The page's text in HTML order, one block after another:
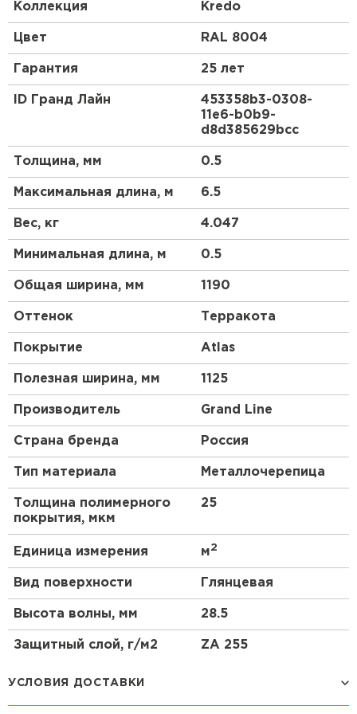
средиземноморский стиль кровли, а мягкие и
Kredo схожесть с натуральной черепицей. С Kredo
Ваш дом будет выразительным и оригинальным
долгие годы.
Профиль Kredo создан специально для скатов
стыковке двух листов металлочерепицы Kredo
рекомендуем использовать другой вид профиля
Коллекция Kredo
Цвет RAL 8004
Гарантия 25 лет
ID Гранд Лайн
453358b3-0308-
11e6-b0b9-
d8d385629bcc
Толщина, мм 0.5
Максимальная длина, м 6.5
Вес, кг 4.047
Минимальная длина, м 0.5
Общая ширина, мм 1190
Оттенок Терракота
Покрытие Atlas
Полезная ширина, мм 1125
Производитель Grand Line
Страна бренда Россия
Тип материала Металлочерепица
Толщина полимерного
покрытия, мкм
25
Единица измерения м2
Вид поверхности Глянцевая
Высота волны, мм 28.5
Защитный слой, г/м2 ZA 255
УСЛОВИЯ ДОСТАВКИ